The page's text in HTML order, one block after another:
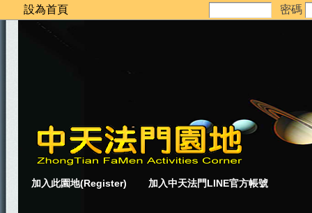
設為首頁 密碼
加入此園地(Register) 加入中天法門LINE官方帳號